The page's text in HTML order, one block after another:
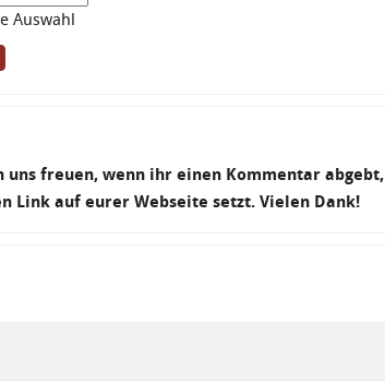
Auswahl
uns freuen, wenn ihr einen Kommentar abgebt,
Link auf eurer Webseite setzt. Vielen Dank!